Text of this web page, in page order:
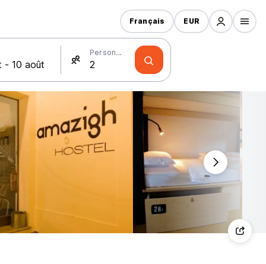
Personnes
Français EUR